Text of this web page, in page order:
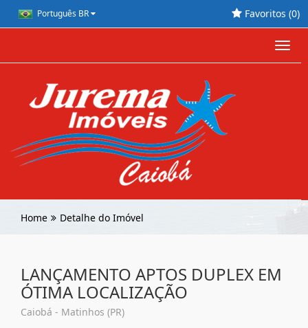
Português BR Favoritos (0)
Home Detalhe do Imóvel
LANÇAMENTO APTOS DUPLEX EM
ÓTIMA LOCALIZAÇÃO
Caiobá - Matinhos (PR)